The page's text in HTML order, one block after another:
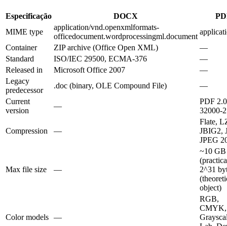
Especificação DOCX
MIME type
application/vnd.openxmlformats-
officedocument.wordprocessingml.document
Container
ZIP archive (Office Open XML)
—
Standard
ISO/IEC 29500, ECMA-376
—
Released in
Microsoft Office 2007
—
Legacy
predecessor
.doc (binary, OLE Compound File)
—
Current
version
—
PDF
32000-
Compression —
Flate,
JBIG2,
JPEG
Max file size —
~10 GB
2^31
object)
Color models —
RGB,
CMYK,